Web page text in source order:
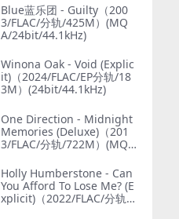
Blue蓝乐团 - Guilty（200
3/FLAC/分轨/425M）(MQ
A/24bit/44.1kHz)
Winona Oak - Void (Explic
it)（2024/FLAC/EP分轨/18
3M）(24bit/44.1kHz)
One Direction - Midnight
Memories (Deluxe)（201
3/FLAC/分轨/722M）(MQ
Holly Humberstone - Can
You Afford To Lose Me? (E
xplicit)（2022/FLAC/分轨/4